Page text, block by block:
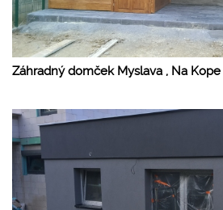
Záhradný domček Myslava , Na Kope